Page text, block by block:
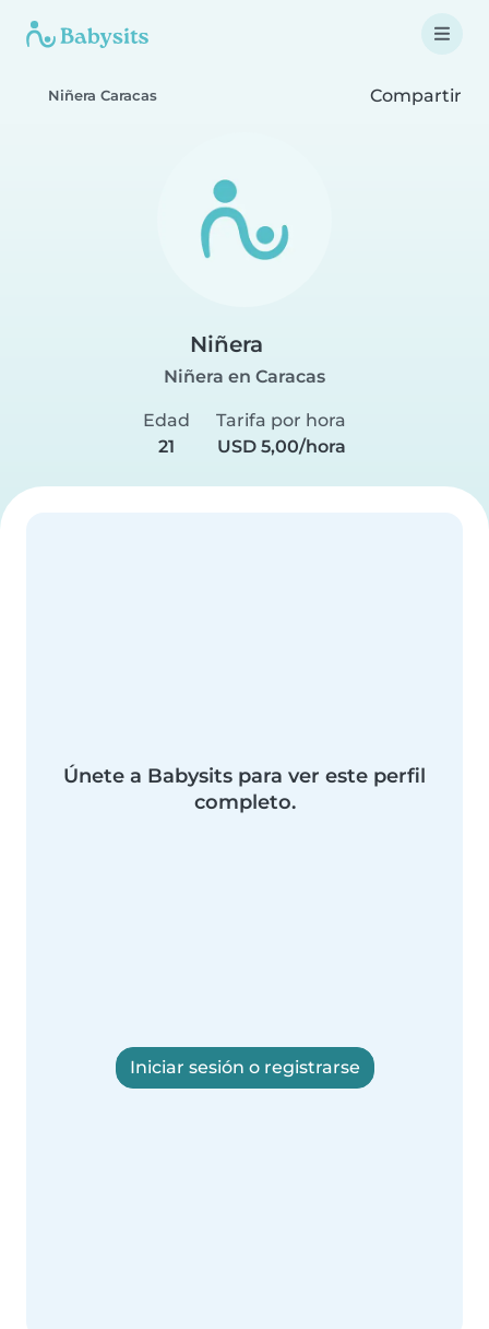
Niñera Caracas Compartir
Niñera
Niñera en Caracas
Edad
21
Tarifa por hora
USD 5,00/hora
Únete a Babysits para ver este perfil
completo.
Iniciar sesión o registrarse